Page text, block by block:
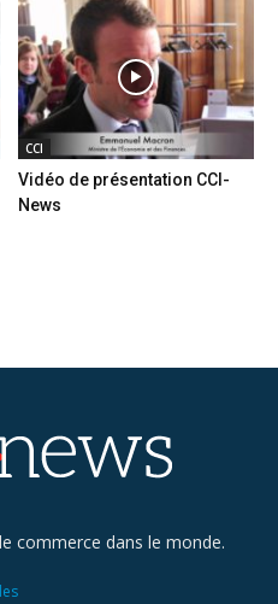
CCI
Vidéo de présentation CCI-
News
commerce dans le monde.